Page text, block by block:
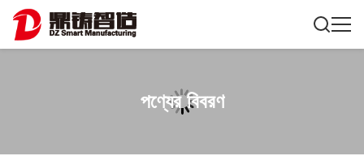
পণ্যের বিবরণ